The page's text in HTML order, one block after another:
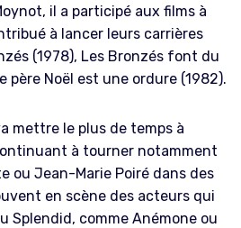
il a participé aux films à
à lancer leurs carrières
(1978), Les Bronzés font du
père Noël est une ordure (1982).
mettre le plus de temps à
à tourner notamment
ou Jean-Marie Poiré dans des
en scène des acteurs qui
Splendid, comme Anémone ou